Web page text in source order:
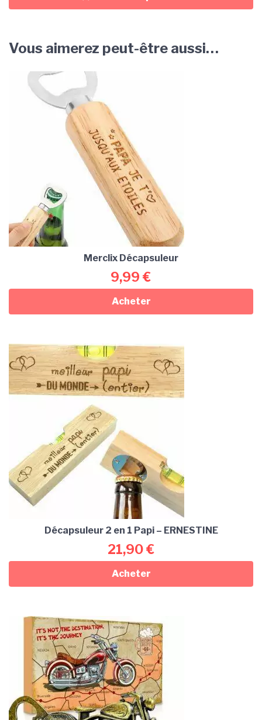
Vous aimerez peut-être aussi…
Merclix Décapsuleur
9,99 €
Acheter
Décapsuleur 2 en 1 Papi – ERNESTINE
21,90€
Acheter